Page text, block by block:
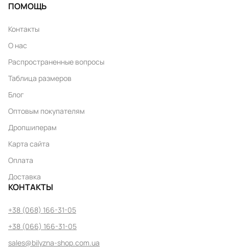
ПОМОЩЬ
Контакты
О нас
Распространенные вопросы
Таблица размеров
Блог
Оптовым покупателям
Дропшиперам
Карта сайта
Оплата
Доставка
КОНТАКТЫ
+38 (068) 166-31-05
+38 (066) 166-31-05
sales@bilyzna-shop.com.ua